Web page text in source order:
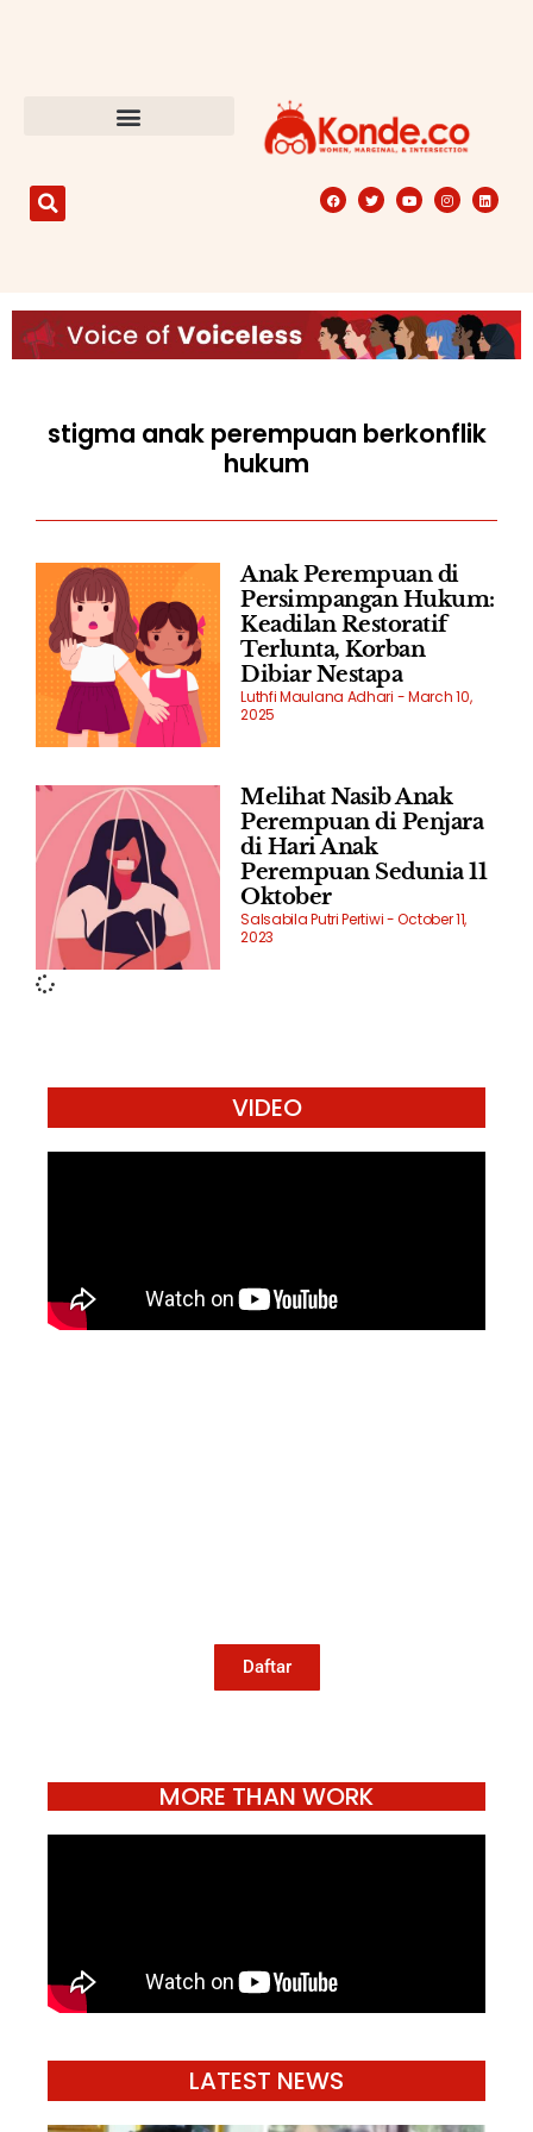
stigma anak perempuan berkonflik
hukum
Anak Perempuan di
Persimpangan Hukum:
Keadilan Restoratif
Terlunta, Korban
Dibiar Nestapa
Luthfi Maulana Adhari
March 10,
2025
Melihat Nasib Anak
Perempuan di Penjara
di Hari Anak
Perempuan Sedunia 11
Oktober
Salsabila Putri Pertiwi
October 11,
2023
VIDEO
Daftar
MORE THAN WORK
LATEST NEWS